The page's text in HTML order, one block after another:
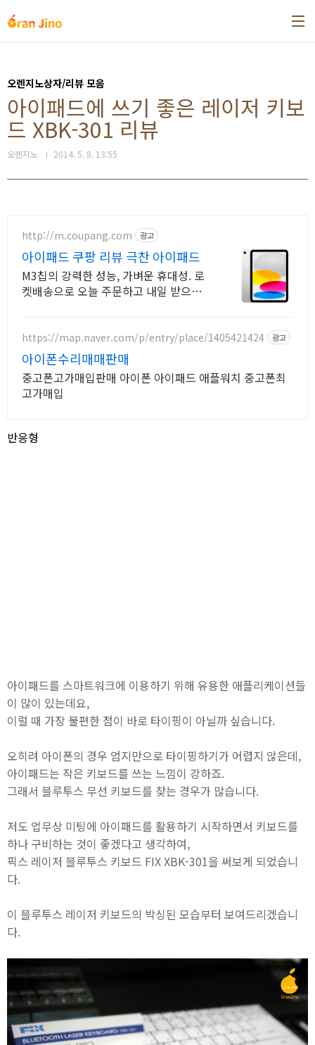
오렌지노상자/리뷰 모음
아이패드에 쓰기 좋은 레이저 키보
드 XBK-301 리뷰
오렌지노 2014. 5. 8. 13:55
http://m.coupang.com 광고
아이패드 쿠팡 리뷰 극찬 아이패드
M3칩의 강력한 성능, 가벼운 휴대성. 로
켓배송으로 오늘 주문하고 내일 받으세
https://map.naver.com/p/entry/place/1405421424 광고
아이폰수리매매판매
중고폰고가매입판매 아이폰 아이패드 애플워치 중고폰최
고가매입
반응형
아이패드를 스마트워크에 이용하기 위해 유용한 애플리케이션들
이 많이 있는데요,
이럴 때 가장 불편한 점이 바로 타이핑이 아닐까 싶습니다.
오히려 아이폰의 경우 엄지만으로 타이핑하기가 어렵지 않은데,
아이패드는 작은 키보드를 쓰는 느낌이 강하죠.
그래서 블루투스 무선 키보드를 찾는 경우가 많습니다.
저도 업무상 미팅에 아이패드를 활용하기 시작하면서 키보드를
하나 구비하는 것이 좋겠다고 생각하여,
픽스 레이저 블루투스 키보드 FIX XBK-301을 써보게 되었습니
다.
이 블루투스 레이저 키보드의 박싱된 모습부터 보여드리겠습니
다.